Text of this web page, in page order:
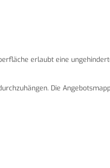
erlaubt eine
Die